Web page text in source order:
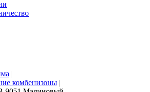
|
комбенизоны |